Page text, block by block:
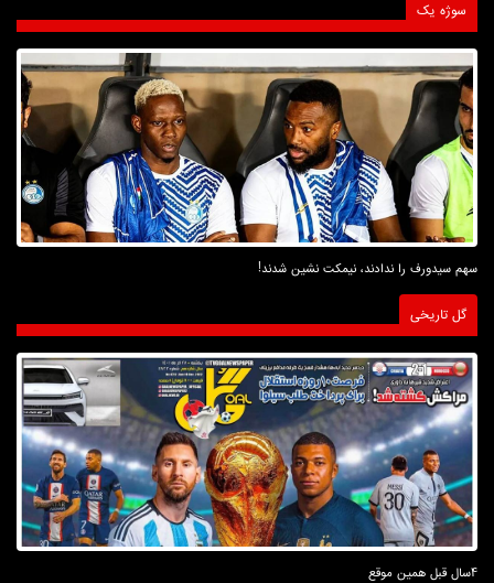
سوژه یک
سهم سیدورف را ندادند، نیمکت نشین شدند!
گل تاریخی
4سال قبل همین موقع